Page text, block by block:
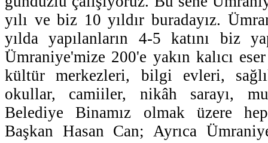
yılı ve biz 10 yıldır buradayız.
yılda yapılanların 4-5 katını biz
Ümraniye'mize 200'e yakın kalıcı
kültür merkezleri, bilgi evleri,
okullar, camiiler, nikâh sarayı,
Belediye Binamız olmak üzere
Başkan Hasan Can; Ayrıca